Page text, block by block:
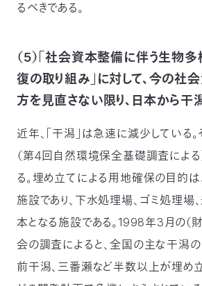
るべきである。
（5）「社会資本整備に伴う生物
復の取り組み」に対して、今の社
方を見直さない限り、日本から干
近年、「干潟」は急速に減少している
（第４回自然環境保全基礎調査による
る。埋め立てによる用地確保の目的は
施設であり、下水処理場、ゴミ処理
本となる施設である。1998年3月の（
会の調査によると、全国の主な干潟
前干潟、三番瀬など半数以上が埋め